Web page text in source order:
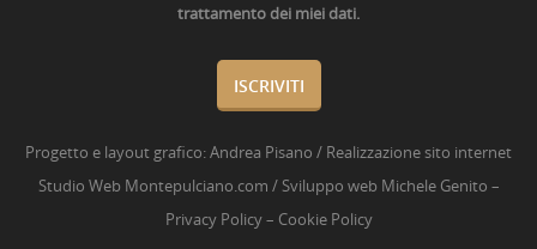
trattamento dei miei dati.
Progetto e layout grafico:Andrea Pisano / Realizzazione sito internet
Studio Web Montepulciano.com / Sviluppo web Michele Genito –
Privacy Policy– Cookie Policy